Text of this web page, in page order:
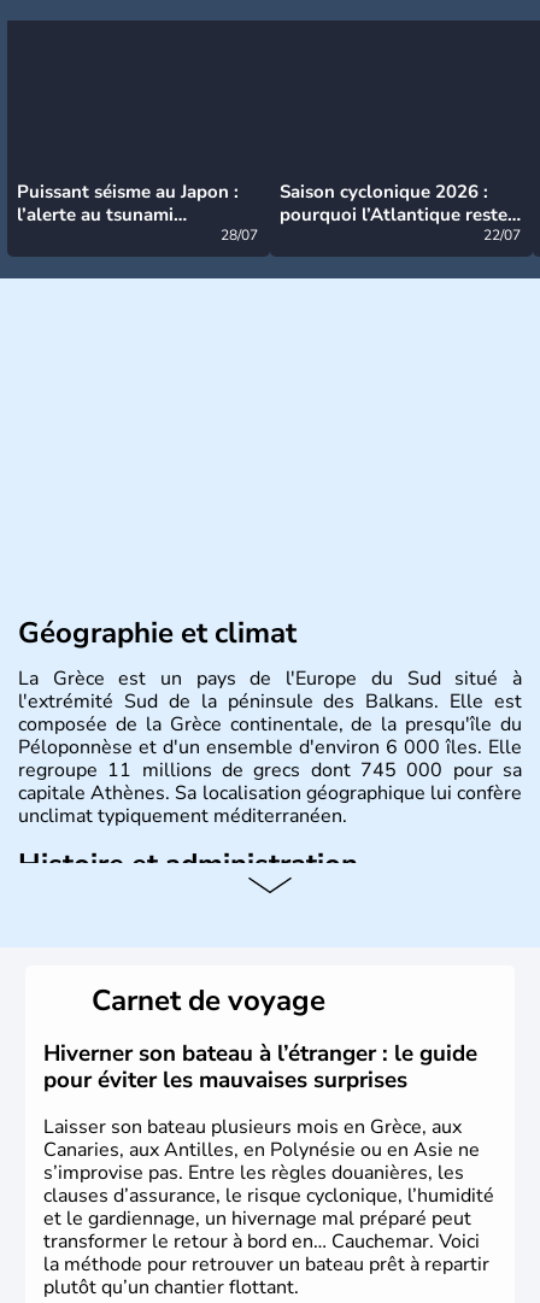
Puissant séisme au Japon :
l’alerte au tsunami
28/07
Saison cyclonique 2026 :
pourquoi l’Atlantique reste
22/07
Géographie et climat
La Grèce est un pays de l'Europe du Sud situé à
l'extrémité Sud de la péninsule des Balkans. Elle est
composée de la Grèce continentale, de la presqu'île du
Péloponnèse et d'un ensemble d'environ 6 000 îles. Elle
regroupe 11 millions de grecs dont 745 000 pour sa
capitale Athènes. Sa localisation géographique lui confère
unclimat typiquement méditerranéen.
Histoire et administration
l'invention des Jeux Olympiques en 776 avant J.C. Le 25
mars 1820 sonne le début de la Guerre d'indépendance,
aujourd'hui date de la fête nationale grecque. La Grèce
est définitivement reconnue comme état indépendant à
partir de 1830.
Carnet de voyage
Hiverner son bateau à l’étranger : le guide
pour éviter les mauvaises surprises
Laisser son bateau plusieurs mois en Grèce, aux
Canaries, aux Antilles, en Polynésie ou en Asie ne
s’improvise pas. Entre les règles douanières, les
clauses d’assurance, le risque cyclonique, l’humidité
et le gardiennage, un hivernage mal préparé peut
transformer le retour à bord en… Cauchemar. Voici
la méthode pour retrouver un bateau prêt à repartir
plutôt qu’un chantier flottant.